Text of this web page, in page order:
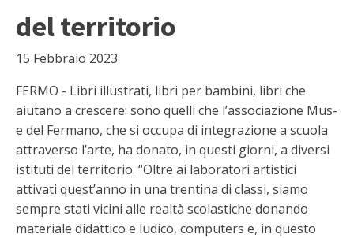
del territorio
15 Febbraio 2023
FERMO - Libri illustrati, libri per bambini, libri che
aiutano a crescere: sono quelli che l’associazione Mus-
e del Fermano, che si occupa di integrazione a scuola
attraverso l’arte, ha donato, in questi giorni, a diversi
istituti del territorio. “Oltre ai laboratori artistici
attivati quest’anno in una trentina di classi, siamo
sempre stati vicini alle realtà scolastiche donando
materiale didattico e ludico, computers e, in questo